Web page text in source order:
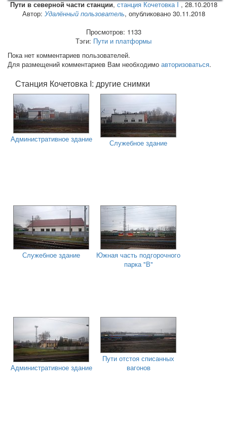
Пути в северной части станции,станция Кочетовка I ,28.10.2018
Автор: Удалённый пользователь, опубликовано 30.11.2018
Просмотров: 1133
Тэги: Пути и платформы
Пока нет комментариев пользователей.
Для размещений комментариев Вам необходимо авторизоваться.
Станция Кочетовка I: другие снимки
Административное здание Служебное здание
Служебное здание
Южная часть подгорочного
парка "В"
Административное здание
Пути отстоя списанных
вагонов